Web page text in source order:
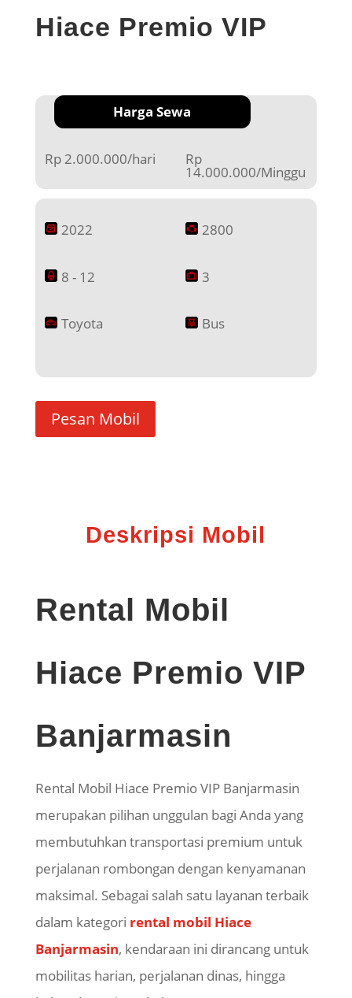
Hiace Premio VIP
Harga Sewa
Rp 2.000.000/hari Rp
14.000.000/Minggu
2022 2800
8 - 12 3
Toyota Bus
Pesan Mobil
Deskripsi Mobil
Rental Mobil
Hiace Premio VIP
Banjarmasin
Rental Mobil Hiace Premio VIP Banjarmasin
merupakan pilihan unggulan bagi Anda yang
membutuhkan transportasi premium untuk
perjalanan rombongan dengan kenyamanan
maksimal. Sebagai salah satu layanan terbaik
dalam kategori rental mobil Hiace
Banjarmasin, kendaraan ini dirancang untuk
mobilitas harian, perjalanan dinas, hingga